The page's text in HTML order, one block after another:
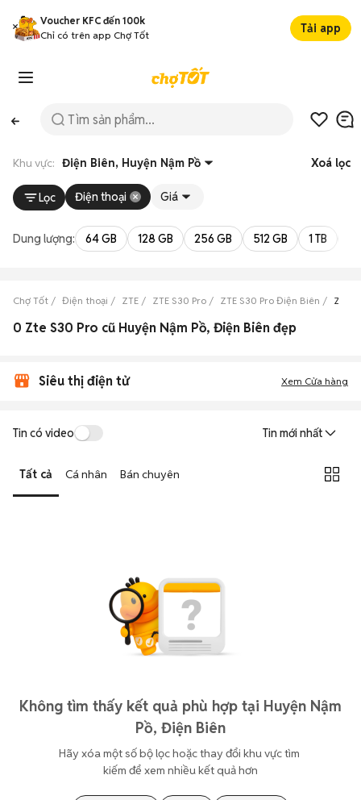
Voucher KFC đến 100k
Chỉ có trên app Chợ Tốt
Tải app
Khu vực: Điện Biên, Huyện Nậm Pồ Xoá lọc
Lọc Điện thoại Giá
Dung lượng: 64 GB 128 GB 256 GB 512 GB 1 TB
Chợ Tốt Điện thoại ZTE ZTE S30 Pro ZTE S30 Pro Điện Biên ZTE
0 Zte S30 Pro cũ Huyện Nậm Pồ, Điện Biên đẹp
Siêu thị điện tử Xem Cửa hàng
Tin có video Tin mới nhất
Tất cả Cá nhân Bán chuyên
Không tìm thấy kết quả phù hợp tại Huyện Nậm
Pồ, Điện Biên
Hãy xóa một số bộ lọc hoặc thay đổi khu vực tìm
kiếm để xem nhiều kết quả hơn